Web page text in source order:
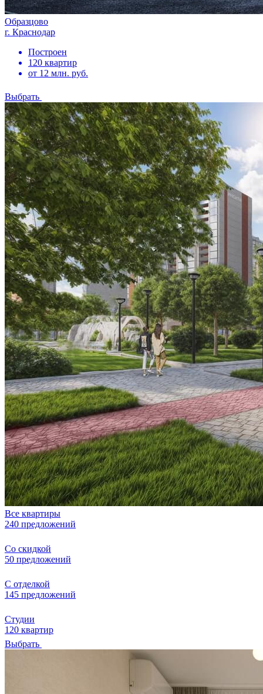
Образцово
г. Краснодар
Построен
120 квартир
от 12 млн. руб.
Выбрать
Все квартиры
240 предложений
Со скидкой
50 предложений
С отделкой
145 предложений
Студии
120 квартир
Выбрать